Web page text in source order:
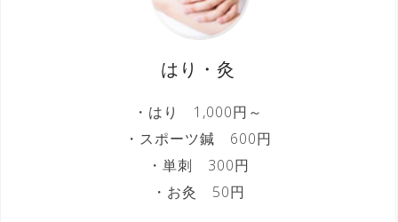
はり・灸
・はり 1,000円～
・スポーツ鍼 600円
・単刺 300円
・お灸 50円